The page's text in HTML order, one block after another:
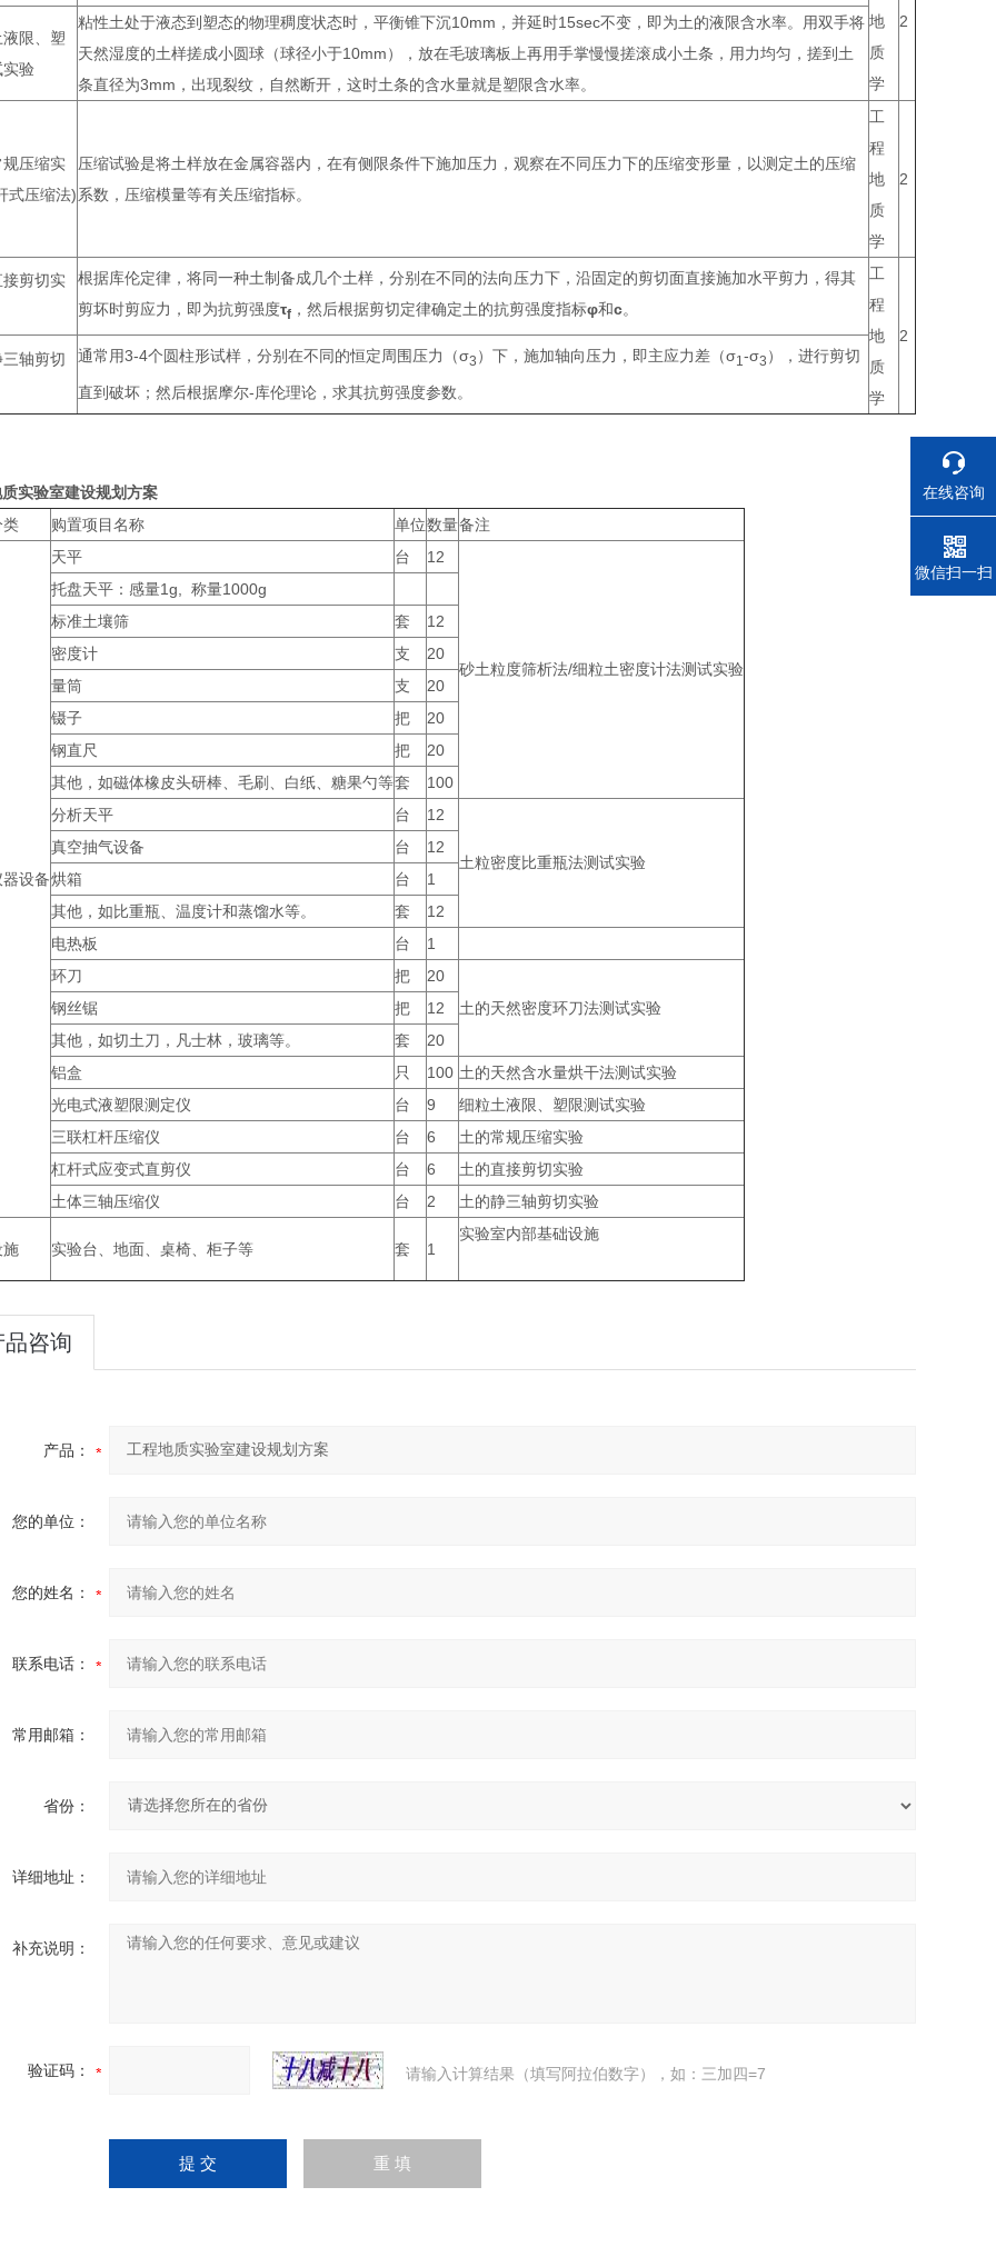
地
质
学
2
限、塑
实验
粘性土处于液态到塑态的物理稠度状态时，平衡锥下沉10mm，并延时15sec不变，即为土的液限含水率。用双手将
天然湿度的土样搓成小圆球（球径小于10mm），放在毛玻璃板上再用手掌慢慢搓滚成小土条，用力均匀，搓到土
条直径为3mm，出现裂纹，自然断开，这时土条的含水量就是塑限含水率。
压缩实
式压缩法)
压缩试验是将土样放在金属容器内，在有侧限条件下施加压力，观察在不同压力下的压缩变形量，以测定土的压缩
系数，压缩模量等有关压缩指标。
工
程
地
质
学
2
剪切实
根据库伦定律，将同一种土制备成几个土样，分别在不同的法向压力下，沿固定的剪切面直接施加水平剪力，得其
剪坏时剪应力，即为抗剪强度τf ，然后根据剪切定律确定土的抗剪强度指标φ和c。
工
程
地
质
学
2
轴剪切
通常用3-4个圆柱形试样，分别在不同的恒定周围压力（σ3 ）下，施加轴向压力，即主应力差（σ1 -σ3 ），进行剪切
直到破坏；然后根据摩尔-库伦理论，求其抗剪强度参数。
实验室建设规划方案
类
购置项目名称 单位数量备注
设备
天平 台 12
砂土粒度筛析法/细粒土密度计法测试实验
托盘天平：感量1g, 称量1000g
标准土壤筛
套
12
密度计
支
20
量筒
支
20
镊子
把
20
钢直尺
把
20
其他，如磁体橡皮头研棒、毛刷、白纸、糖果勺等套
100
分析天平
台 12
土粒密度比重瓶法测试实验
真空抽气设备 台
12
烘箱
台
1
其他，如比重瓶、温度计和蒸馏水等。
套
12
电热板
台
1
环刀
把
20
土的天然密度环刀法测试实验
钢丝锯 把
12
其他，如切土刀，凡士林，玻璃等。
套
20
铝盒
只 100 土的天然含水量烘干法测试实验
光电式液塑限测定仪
台 9
细粒土液限、塑限测试实验
三联杠杆压缩仪
台 6
土的常规压缩实验
杠杆式应变式直剪仪
台 6
土的直接剪切实验
土体三轴压缩仪
台 2 土的静三轴剪切实验
施 实验台、地面、桌椅、柜子等 套 1
实验室内部基础设施
品咨询
产品：
您的单位：
您的姓名：
联系电话：
常用邮箱：
省份：
详细地址：
补充说明：
验证码： 请输入计算结果（填写阿拉伯数字），如：三加四=7
在线咨询
电话
微信扫一扫